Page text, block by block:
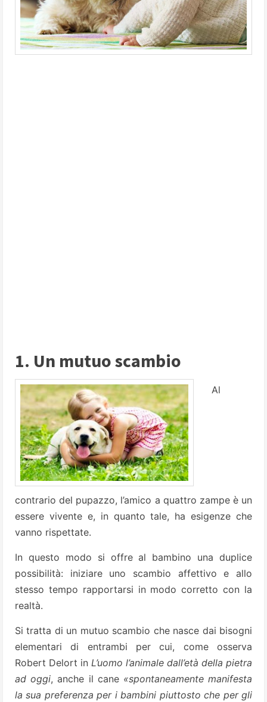
1. Un mutuo scambio
Al
contrario del pupazzo, l’amico a quattro zampe è un
essere vivente e, in quanto tale, ha esigenze che
vanno rispettate.
In questo modo si offre al bambino una duplice
possibilità: iniziare uno scambio affettivo e allo
stesso tempo rapportarsi in modo corretto con la
realtà.
Si tratta di un mutuo scambio che nasce dai bisogni
elementari di entrambi per cui, come osserva
Robert Delort in L’uomo l’animale dall’età della pietra
ad oggi, anche il cane «spontaneamente manifesta
la sua preferenza per i bambini piuttosto che per gli